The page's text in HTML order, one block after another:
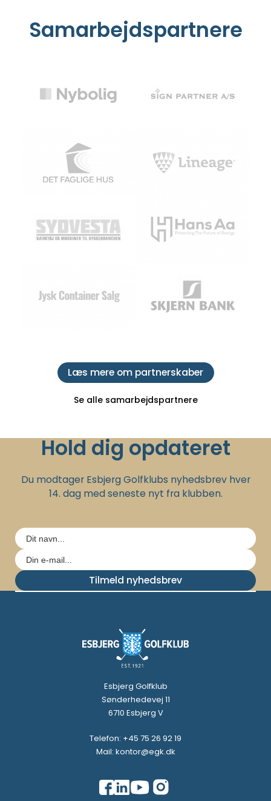
Samarbejdspartnere
Læs mere om partnerskaber
Se alle samarbejdspartnere
Hold dig opdateret
Du modtager Esbjerg Golfklubs nyhedsbrev hver
14. dag med seneste nyt fra klubben.
Tilmeld nyhedsbrev
Esbjerg Golfklub
Sønderhedevej 11
6710 Esbjerg V
Telefon: +45 75 26 92 19
Mail: kontor@egk.dk